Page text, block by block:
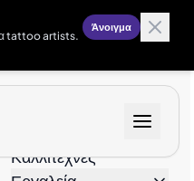
tattoo artists.
Άνοιγμα
Καλλιτέχνες